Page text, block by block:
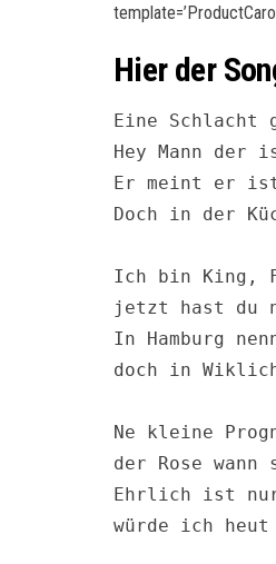
Hier der
Eine Schlacht
Hey Mann
Er meint er
Doch in der
Ich bin King,
jetzt hast du
In Hamburg
doch in
Ne kleine
der Rose
Ehrlich ist
würde ich